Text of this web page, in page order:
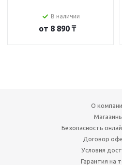
В наличии
от 8 890 ₸
О
Безопасность
Договор
Условия
Гарантия на